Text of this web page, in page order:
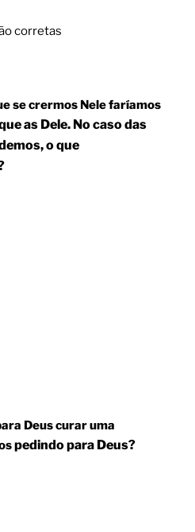
corretas
se crermos Nele faríamos
as Dele. No caso das
o que
Deus curar uma
pedindo para Deus?